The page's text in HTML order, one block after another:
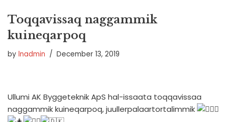
Toqqavissaq naggammik
kuineqarpoq
by lnadmin December 13, 2019
Ullumi AK Byggeteknik ApS hal-issaata toqqavissaa
naggammik kuineqarpoq, juullerpalaartortalimmik